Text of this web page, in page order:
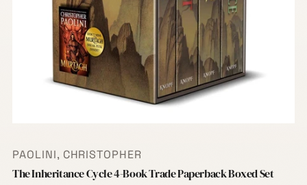
PAOLINI, CHRISTOPHER
The Inheritance Cycle 4-Book Trade Paperback Boxed Set